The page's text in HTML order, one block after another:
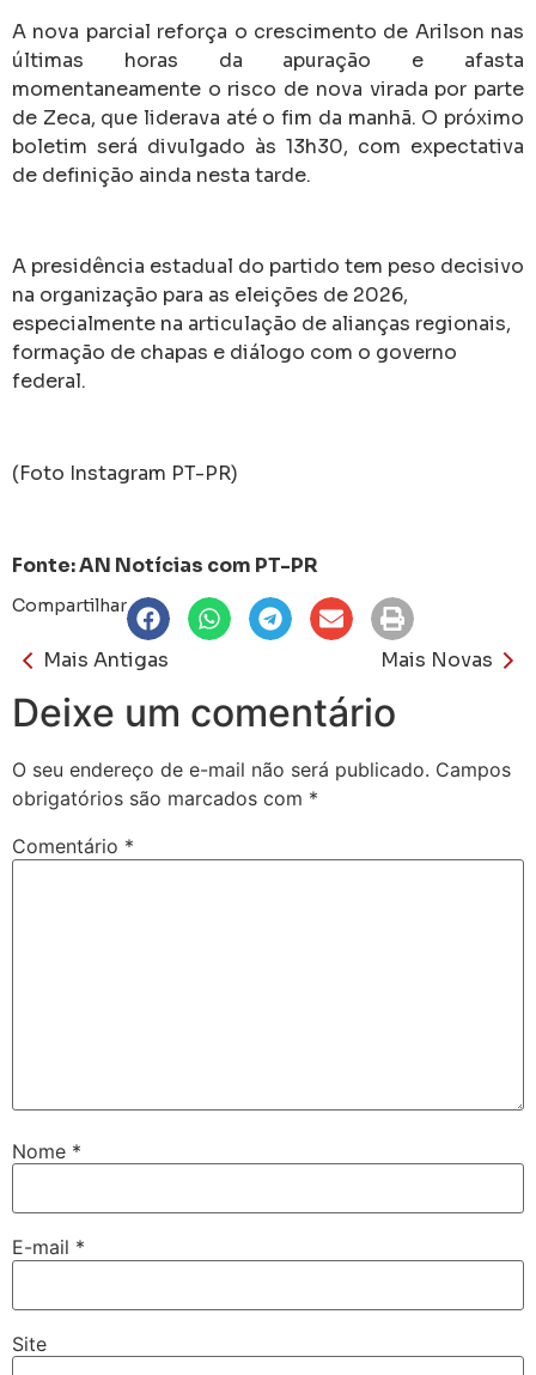
A nova parcial reforça o crescimento de Arilson nas
últimas horas da apuração e afasta
momentaneamente o risco de nova virada por parte
de Zeca, que liderava até o fim da manhã. O próximo
boletim será divulgado às 13h30, com expectativa
de definição ainda nesta tarde.
A presidência estadual do partido tem peso decisivo
na organização para as eleições de 2026,
especialmente na articulação de alianças regionais,
formação de chapas e diálogo com o governo
federal.
(Foto Instagram PT-PR)
Fonte: AN Notícias com PT-PR
Compartilhar
Mais Antigas Mais Novas
Deixe um comentário
O seu endereço de e-mail não será publicado. Campos
obrigatórios são marcados com *
Comentário *
Nome *
E-mail *
Site